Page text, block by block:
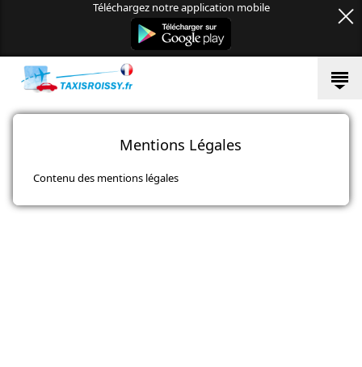
Téléchargez notre application mobile
Mentions Légales
Contenu des mentions légales